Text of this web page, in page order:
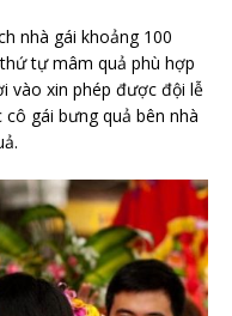
nhà gái khoảng 100
tự mâm quả phù hợp
vào xin phép được đội lễ
gái bưng quả bên nhà